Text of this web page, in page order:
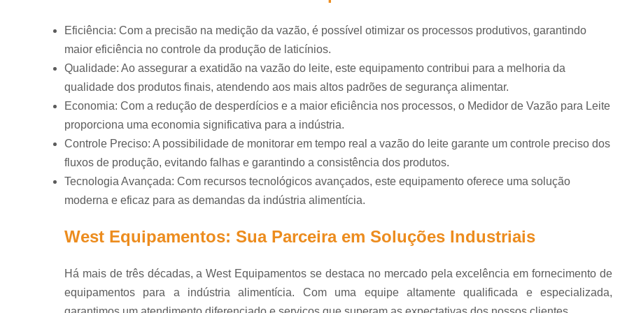
mussarela
Pasteurizadores de
leite
Pasteurizadores de
Placa corrugada
Prensas para
queijo
Sistemas cip
Sistemas de
Tachos para doce
Tanque para
indústrias
Embaladeira Automática para
Embaladora Automática de
Embaladora Automática Leite
Embaladora de Leite
Empacotadora de Leite Saquinho
Envasadora de Garrafas
Envasadora de Leite em
Eficiência: Com a precisão na medição da vazão, é possível otimizar os processos produtivos, garantindo
maior eficiência no controle da produção de laticínios.
Qualidade: Ao assegurar a exatidão na vazão do leite, este equipamento contribui para a melhoria da
qualidade dos produtos finais, atendendo aos mais altos padrões de segurança alimentar.
Economia: Com a redução de desperdícios e a maior eficiência nos processos, o Medidor de Vazão para Leite
proporciona uma economia significativa para a indústria.
Controle Preciso: A possibilidade de monitorar em tempo real a vazão do leite garante um controle preciso dos
fluxos de produção, evitando falhas e garantindo a consistência dos produtos.
Tecnologia Avançada: Com recursos tecnológicos avançados, este equipamento oferece uma solução
moderna e eficaz para as demandas da indústria alimentícia.
West Equipamentos: Sua Parceira em Soluções Industriais
Há mais de três décadas, a West Equipamentos se destaca no mercado pela excelência em fornecimento de
equipamentos para a indústria alimentícia. Com uma equipe altamente qualificada e especializada,